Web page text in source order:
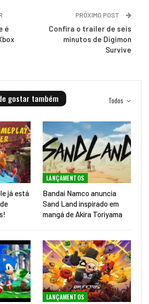
é
PRÓXIMO POST
Confira o trailer de seis
minutos de Digimon
Survive
Todos
gostar também
já está
LANÇAMENTOS
Bandai Namco anuncia
Sand Land inspirado em
mangá de Akira Toriyama
LANÇAMENTOS